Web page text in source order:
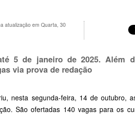
atualização em Quarta, 30
5 de janeiro de 2025. Além
via prova de redação
nesta segunda-feira, 14 de outubro,
São ofertadas 140 vagas para os